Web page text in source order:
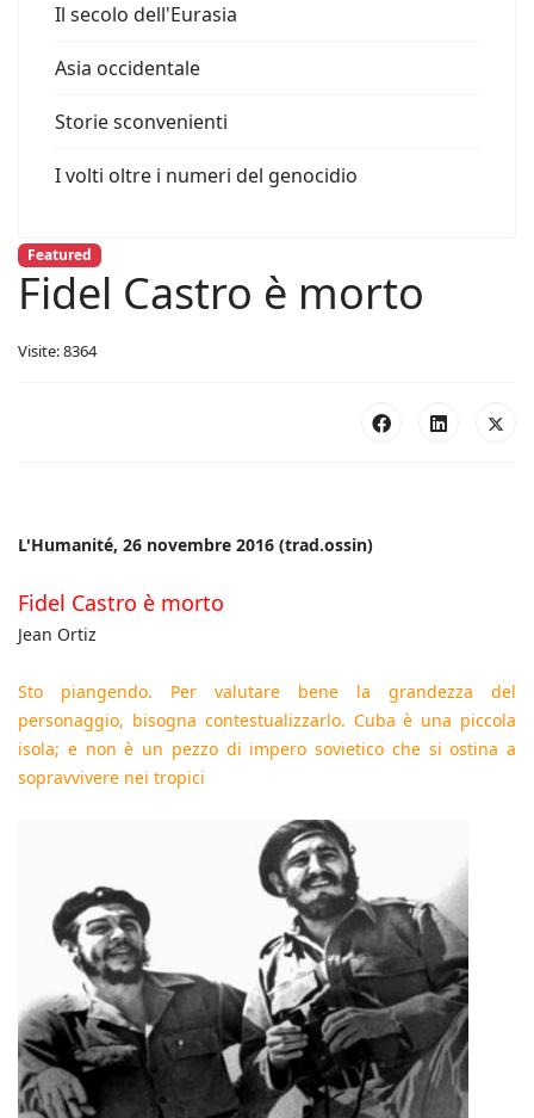
Il secolo dell'Eurasia
Asia occidentale
Storie sconvenienti
I volti oltre i numeri del genocidio
Featured
Fidel Castro è morto
Visite: 8364
L'Humanité, 26 novembre 2016 (trad.ossin)
Fidel Castro è morto
Jean Ortiz
Sto piangendo. Per valutare bene la grandezza del
personaggio, bisogna contestualizzarlo. Cuba è una piccola
isola; e non è un pezzo di impero sovietico che si ostina a
sopravvivere nei tropici